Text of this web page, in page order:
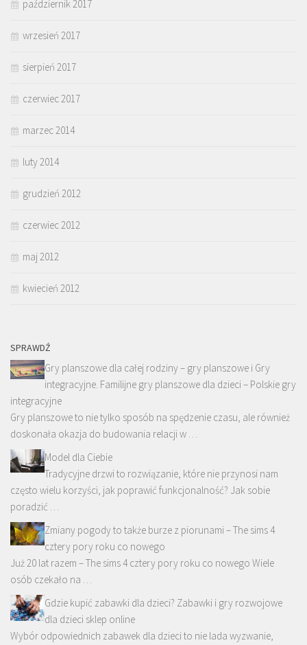
październik 2017
wrzesień 2017
sierpień 2017
czerwiec 2017
marzec 2014
luty 2014
grudzień 2012
czerwiec 2012
maj 2012
kwiecień 2012
SPRAWDŹ
Gry planszowe dla całej rodziny – gry planszowe i Gry
integracyjne. Familijne gry planszowe dla dzieci – Polskie gry
integracyjne
Gry planszowe to nie tylko sposób na spędzenie czasu, ale również
doskonała okazja do budowania relacji w …
Model dla Ciebie
Tradycyjne drzwi to rozwiązanie, które nie przynosi nam
często wielu korzyści, jak poprawić funkcjonalność? Jak sobie
poradzić …
Zmiany pogody to także burze z piorunami – The sims 4
cztery pory roku co nowego
Już 20 lat razem – The sims 4 cztery pory roku co nowego Wiele
osób czekało na …
Gdzie kupić zabawki dla dzieci? Zabawki i gry rozwojowe
dla dzieci sklep online
Wybór odpowiednich zabawek dla dzieci to nie lada wyzwanie,